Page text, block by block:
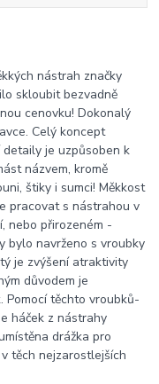
nástrah značky
skloubit bezvadně
cenovku! Dokonalý
Celý koncept
je uzpůsoben k
názvem, kromě
štiky i sumci! Měkkost
pracovat s nástrahou v
nebo přirozeném -
bylo navrženo s vroubky
je zvýšení atraktivity
důvodem je
Pomocí těchto vroubků-
háček z nástrahy
drážka pro
těch nejzarostlejších